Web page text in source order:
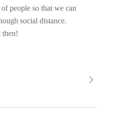
people so that we can
social distance.
then!